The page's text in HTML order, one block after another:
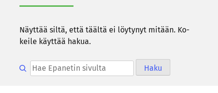
Näyt­tää siltä, että tääl­tä ei löy­ty­nyt mi­tään. Ko­
kei­le käyt­tää hakua.
Hae epanetin sivulta Haku